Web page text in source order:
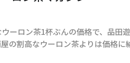
ーロン茶1杯ぶんの価格で、品田
の割高なウーロン茶よりは価格